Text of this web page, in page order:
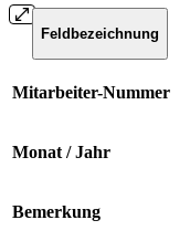
Feldbezeichnung
Mitarbeiter-Nummer
Monat / Jahr
Bemerkung